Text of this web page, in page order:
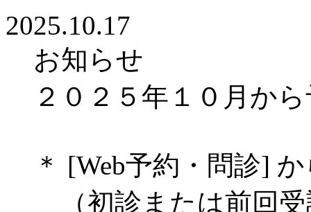
2025.10.17
お知らせ
２０２５年１０月か
＊ [Web予約・問診]
（初診または前回受